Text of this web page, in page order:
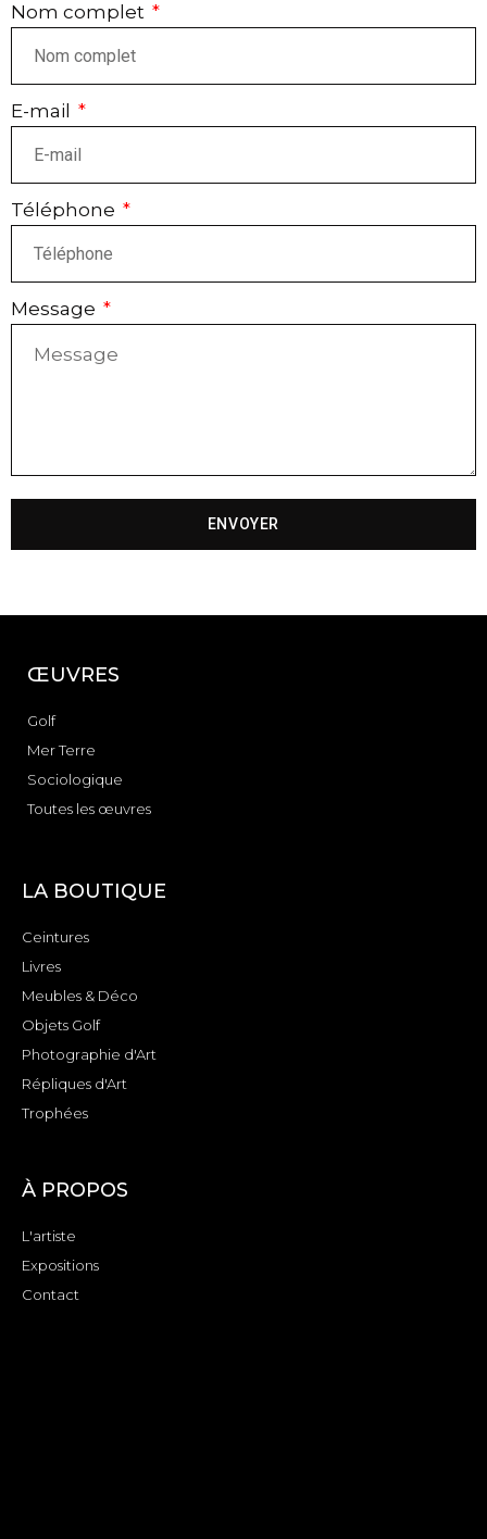
Nom complet
E-mail
Téléphone
Message
ENVOYER
ŒUVRES
Golf
Mer Terre
Sociologique
Toutes les œuvres
LA BOUTIQUE
Ceintures
Livres
Meubles & Déco
Objets Golf
Photographie d'Art
Répliques d'Art
Trophées
À PROPOS
L'artiste
Expositions
Contact